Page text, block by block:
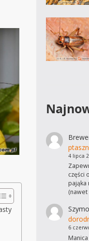
4 lipca
części
pająka
6